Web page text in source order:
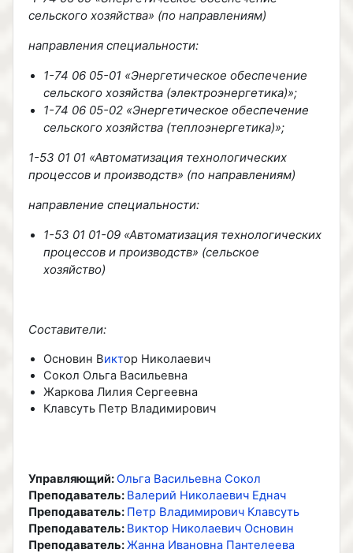
сельского хозяйства» (по направлениям)
направления специальности:
1-74 06 05-01 «Энергетическое обеспечение
сельского хозяйства (электроэнергетика)»;
1-74 06 05-02 «Энергетическое обеспечение
сельского хозяйства (теплоэнергетика)»;
1-53 01 01 «Автоматизация технологических
процессов и производств» (по направлениям)
направление специальности:
1-53 01 01-09 «Автоматизация технологических
процессов и производств» (сельское
хозяйство)
Составители:
Основин Виктор Николаевич
Сокол Ольга Васильевна
Жаркова Лилия Сергеевна
Клавсуть Петр Владимирович
Управляющий:Ольга Васильевна Сокол
Преподаватель: Валерий Николаевич Еднач
Преподаватель: Петр Владимирович Клавсуть
Преподаватель: Виктор Николаевич Основин
Преподаватель:Жанна Ивановна Пантелеева